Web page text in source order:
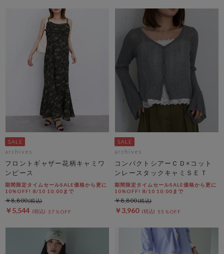
archives
フロントギャザー花柄キャミワ
ンピース
期間限定タイムセールSALE価格から更に
10%OFF! 8/10 10:00まで
￥5,544 37％OFF
￥8,800
archives
コンパクトシアーＣＤ×コット
ンレースタックキャミＳＥＴ
期間限定タイムセールSALE価格から更に
10%OFF! 8/10 10:00まで
￥3,960 55％OFF
￥8,800